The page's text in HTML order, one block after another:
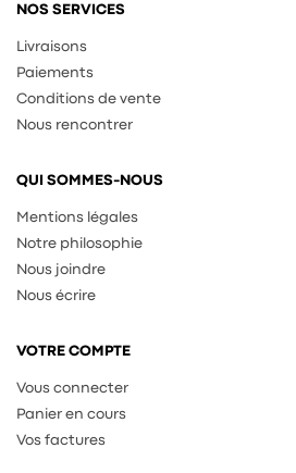
NOS SERVICES
Livraisons
Paiements
Conditions de vente
Nous rencontrer
QUI SOMMES-NOUS
Mentions légales
Notre philosophie
Nous joindre
Nous écrire
VOTRE COMPTE
Vous connecter
Panier en cours
Vos factures